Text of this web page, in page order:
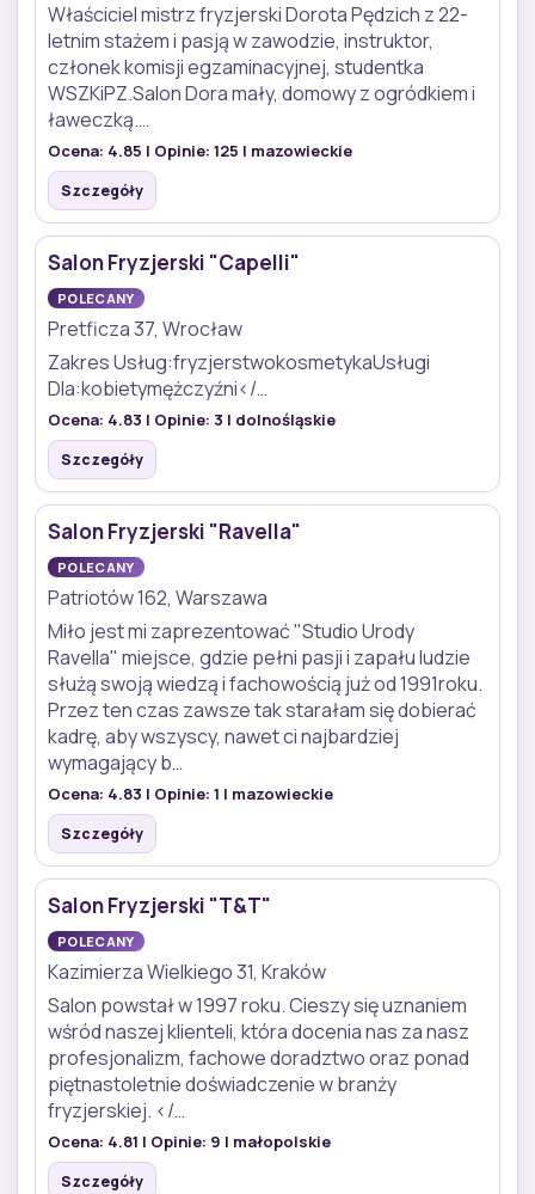
Właściciel mistrz fryzjerski Dorota Pędzich z 22-
letnim stażem i pasją w zawodzie, instruktor,
członek komisji egzaminacyjnej, studentka
WSZKiPZ.Salon Dora mały, domowy z ogródkiem i
ławeczką.…
Ocena: 4.85 | Opinie: 125 | mazowieckie
Szczegóły
Salon Fryzjerski "Capelli"
POLECANY
Pretficza 37, Wrocław
Zakres Usług:fryzjerstwokosmetykaUsługi
Dla:kobietymężczyźni</…
Ocena: 4.83 | Opinie: 3 | dolnośląskie
Szczegóły
Salon Fryzjerski "Ravella"
POLECANY
Patriotów 162, Warszawa
Miło jest mi zaprezentować "Studio Urody
Ravella" miejsce, gdzie pełni pasji i zapału ludzie
służą swoją wiedzą i fachowością już od 1991roku.
Przez ten czas zawsze tak starałam się dobierać
kadrę, aby wszyscy, nawet ci najbardziej
wymagający b…
Ocena: 4.83 | Opinie: 1 | mazowieckie
Szczegóły
Salon Fryzjerski "T&T"
POLECANY
Kazimierza Wielkiego 31, Kraków
Salon powstał w 1997 roku. Cieszy się uznaniem
wśród naszej klienteli, która docenia nas za nasz
profesjonalizm, fachowe doradztwo oraz ponad
piętnastoletnie doświadczenie w branży
fryzjerskiej. </…
Ocena: 4.81 | Opinie: 9 | małopolskie
Szczegóły